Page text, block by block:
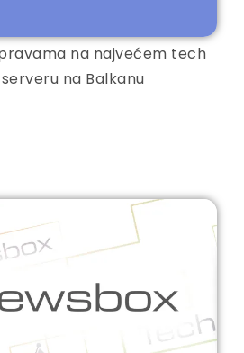
na najvećem tech
na Balkanu